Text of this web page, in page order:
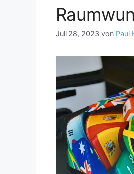
Juli 28, 2023 von Paul